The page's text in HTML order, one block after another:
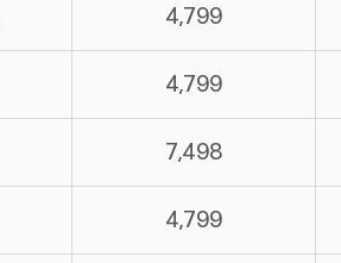
4,799
4,799
7,498
4,799